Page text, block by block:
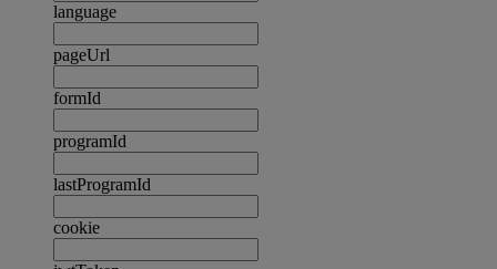
language
pageUrl
formId
programId
lastProgramId
cookie